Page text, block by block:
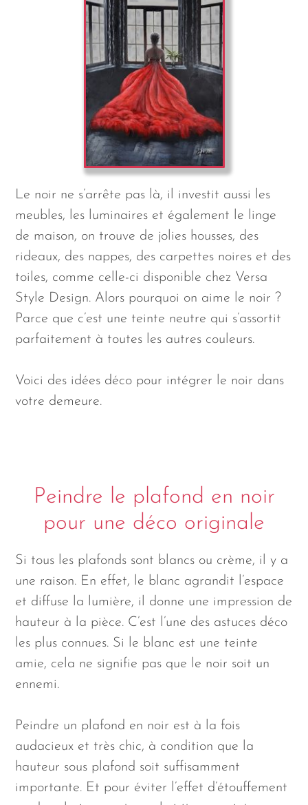
Le noir ne s’arrête pas là, il investit aussi les
meubles, les luminaires et également le linge
de maison, on trouve de jolies housses, des
rideaux, des nappes, des carpettes noires et des
toiles, comme celle-ci disponible chez Versa
Style Design. Alors pourquoi on aime le noir ?
Parce que c’est une teinte neutre qui s’assortit
parfaitement à toutes les autres couleurs.
Voici des idées déco pour intégrer le noir dans
votre demeure.
Peindre le plafond en noir
pour une déco originale
Si tous les plafonds sont blancs ou crème, il y a
une raison. En effet, le blanc agrandit l’espace
et diffuse la lumière, il donne une impression de
hauteur à la pièce. C’est l’une des astuces déco
les plus connues. Si le blanc est une teinte
amie, cela ne signifie pas que le noir soit un
ennemi.
Peindre un plafond en noir est à la fois
audacieux et très chic, à condition que la
hauteur sous plafond soit suffisamment
importante. Et pour éviter l’effet d’étouffement